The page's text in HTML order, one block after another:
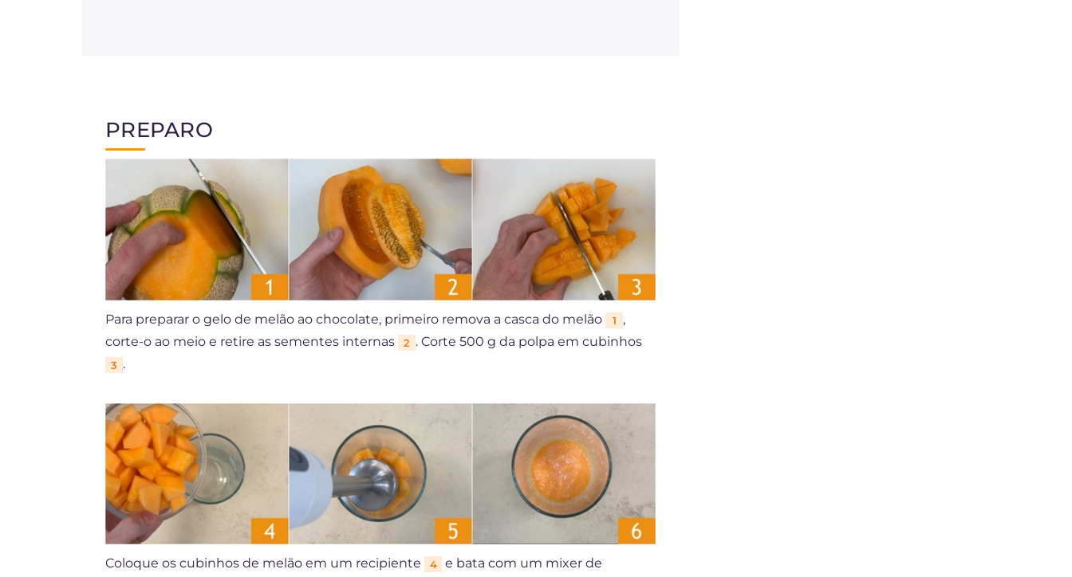
PREPARO
Para preparar o gelo de melão ao chocolate, primeiro remova a casca do melão 1
,
corte-o ao meio e retire as sementes internas
2 . Corte 500 g da polpa em cubinhos
3 .
Coloque os cubinhos de melão em um recipiente 4
e bata com um mixer de